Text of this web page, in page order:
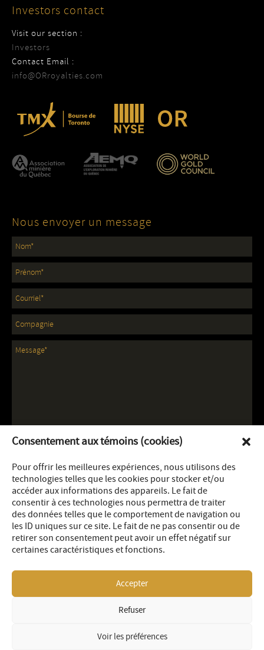
Consentement aux témoins (cookies)
Pour offrir les meilleures expériences, nous utilisons des
technologies telles que les cookies pour stocker et/ou
accéder aux informations des appareils. Le fait de
consentir à ces technologies nous permettra de traiter
des données telles que le comportement de navigation ou
les ID uniques sur ce site. Le fait de ne pas consentir ou de
retirer son consentement peut avoir un effet négatif sur
certaines caractéristiques et fonctions.
Accepter
Refuser
Voir les préférences
Investors contact
Visit our section :
Investors
Contact Email :
info@ORroyalties.com
Nous envoyer un message
© 2026 OR Royalties Inc